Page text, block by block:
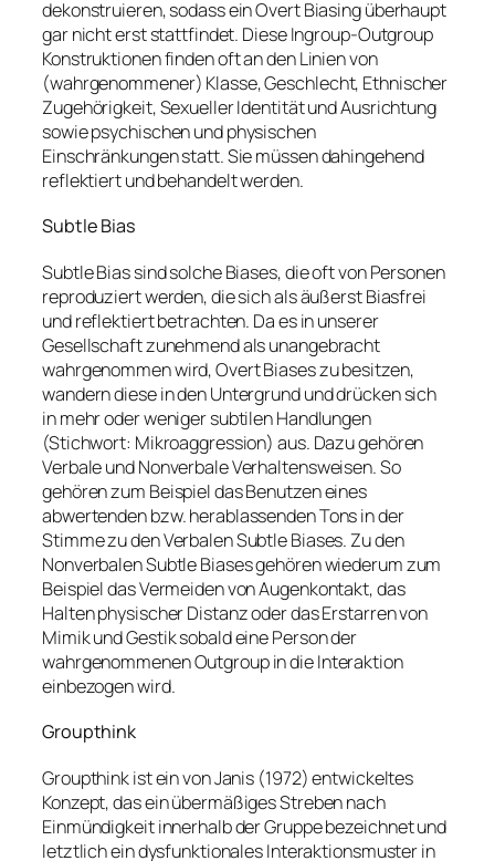
dekonstruieren, sodass ein Overt Biasing überhaupt
gar nicht erst stattfindet. Diese Ingroup-Outgroup
Konstruktionen finden oft an den Linien von
(wahrgenommener) Klasse, Geschlecht, Ethnischer
Zugehörigkeit, Sexueller Identität und Ausrichtung
sowie psychischen und physischen
Einschränkungen statt. Sie müssen dahingehend
reflektiert und behandelt werden.
Subtle Bias
Subtle Bias sind solche Biases, die oft von Personen
reproduziert werden, die sich als äußerst Biasfrei
und reflektiert betrachten. Da es in unserer
Gesellschaft zunehmend als unangebracht
wahrgenommen wird, Overt Biases zu besitzen,
wandern diese in den Untergrund und drücken sich
in mehr oder weniger subtilen Handlungen
(Stichwort: Mikroaggression) aus. Dazu gehören
Verbale und Nonverbale Verhaltensweisen. So
gehören zum Beispiel das Benutzen eines
abwertenden bzw. herablassenden Tons in der
Stimme zu den Verbalen Subtle Biases. Zu den
Nonverbalen Subtle Biases gehören wiederum zum
Beispiel das Vermeiden von Augenkontakt, das
Halten physischer Distanz oder das Erstarren von
Mimik und Gestik sobald eine Person der
wahrgenommenen Outgroup in die Interaktion
einbezogen wird.
Groupthink
Groupthink ist ein von Janis (1972) entwickeltes
Konzept, das ein übermäßiges Streben nach
Einmündigkeit innerhalb der Gruppe bezeichnet und
letztlich ein dysfunktionales Interaktionsmuster in